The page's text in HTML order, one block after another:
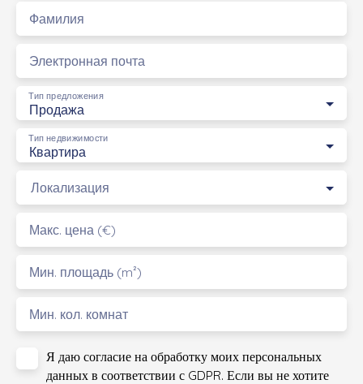
Фамилия
Электронная почта
Продажа
Тип предложения
Квартира
Тип недвижимости
Локализация
Макс. цена (€)
Мин. площадь (m²)
Мин. кол. комнат
Я даю согласие на обработку моих персональных
данных в соответствии с GDPR. Если вы не хотите